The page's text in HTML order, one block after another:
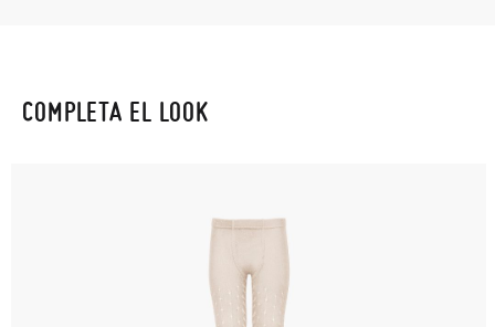
COMPLETA EL LOOK